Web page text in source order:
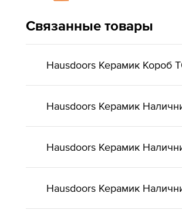
Связанные товары
Hausdoors Керамик Короб
Hausdoors Керамик
Hausdoors Керамик
Hausdoors Керамик